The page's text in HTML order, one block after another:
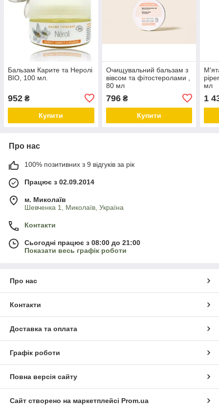
Бальзам Карите та Неролі
BIO, 100 мл.
952 ₴
Купити
Очищувальний бальзам з
вівсом та фітостеролами ,
80 мл
796₴
Купити
мл
1
Про нас
100% позитивних з 9 відгуків за рік
Працює з 02.09.2014
м. Миколаїв
Шевченка 1, Миколаїв, Україна
Контакти
Сьогодні працює з 08:00 до 21:00
Показати весь графік роботи
Про нас
Контакти
Доставка та оплата
Графік роботи
Повна версія сайту
Сайт створено на маркетплейсі Prom.ua